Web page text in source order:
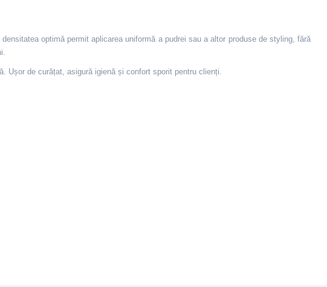
optimă permit aplicarea uniformă a pudrei sau a altor produse de styling, fără
Ușor de curățat, asigură igienă și confort sporit pentru clienți.